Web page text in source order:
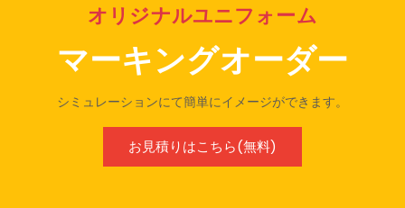
オリジナルユニフォーム
マーキングオーダー
シミュレーションにて簡単にイメージができます。
お見積りはこちら(無料)